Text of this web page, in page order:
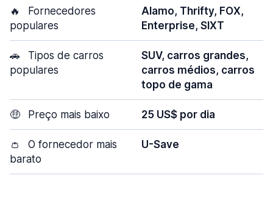
🔥
Fornecedores
populares
Alamo, Thrifty, FOX,
Enterprise, SIXT
🚗
Tipos de carros
populares
SUV, carros grandes,
carros médios, carros
topo de gama
🤑 Preço mais baixo 25 US$ por dia
👛
O fornecedor mais
barato
U-Save